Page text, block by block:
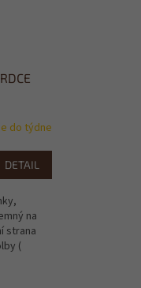
do týdne
DETAIL
na
strana
(